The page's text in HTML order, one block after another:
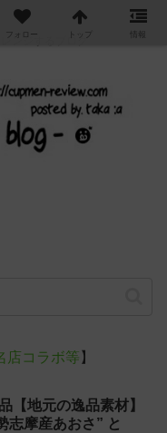
ンジするブログ
店コラボ等 】
【地元の逸品素材】
志摩産あおさ” と
フォロー トップ 情報